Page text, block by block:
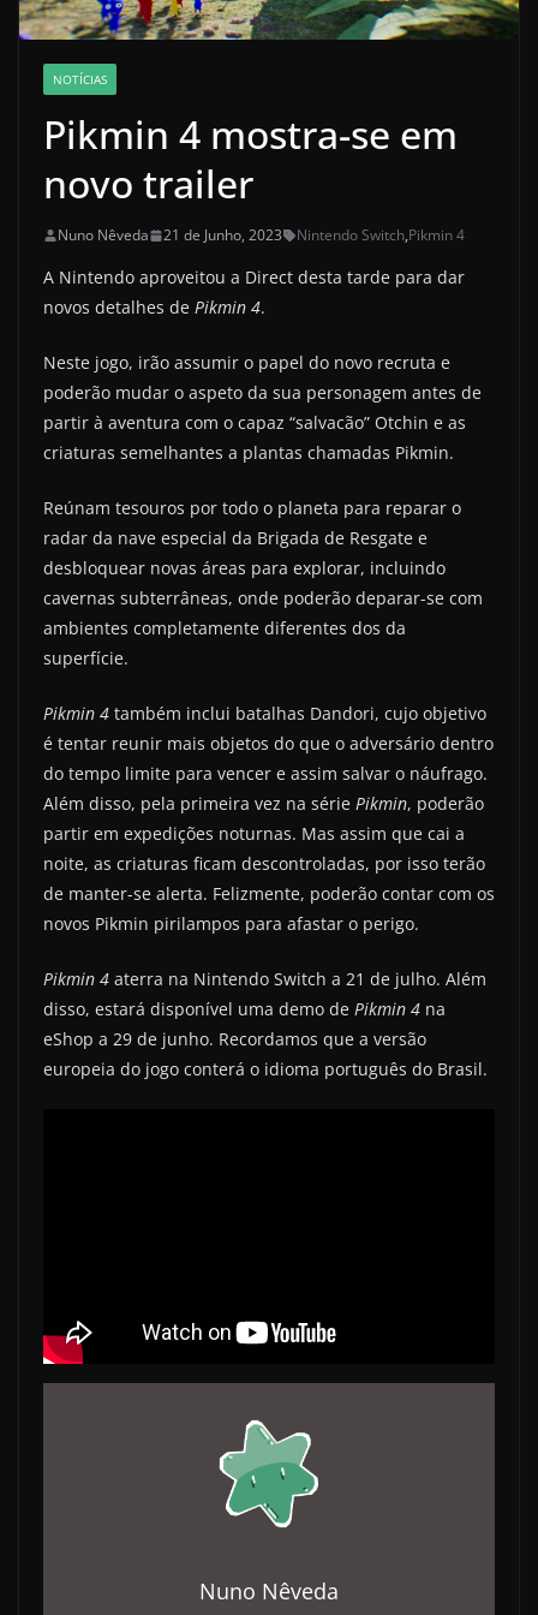
NOTÍCIAS
Pikmin 4 mostra-se em
novo trailer
Nuno Nêveda 21 de Junho, 2023 Nintendo Switch,Pikmin 4
A Nintendo aproveitou a Direct desta tarde para dar
novos detalhes de Pikmin 4.
Neste jogo, irão assumir o papel do novo recruta e
poderão mudar o aspeto da sua personagem antes de
partir à aventura com o capaz “salvacão” Otchin e as
criaturas semelhantes a plantas chamadas Pikmin.
Reúnam tesouros por todo o planeta para reparar o
radar da nave especial da Brigada de Resgate e
desbloquear novas áreas para explorar, incluindo
cavernas subterrâneas, onde poderão deparar-se com
ambientes completamente diferentes dos da
superfície.
Pikmin 4 também inclui batalhas Dandori, cujo objetivo
é tentar reunir mais objetos do que o adversário dentro
do tempo limite para vencer e assim salvar o náufrago.
Além disso, pela primeira vez na série Pikmin, poderão
partir em expedições noturnas. Mas assim que cai a
noite, as criaturas ficam descontroladas, por isso terão
de manter-se alerta. Felizmente, poderão contar com os
novos Pikmin pirilampos para afastar o perigo.
Pikmin 4 aterra na Nintendo Switch a 21 de julho. Além
disso, estará disponível uma demo de Pikmin 4 na
eShop a 29 de junho. Recordamos que a versão
europeia do jogo conterá o idioma português do Brasil.
Nuno Nêveda